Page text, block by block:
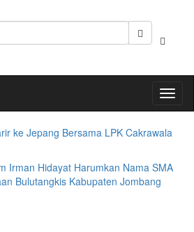
Toggle
ke Jepang Bersama LPK Cakrawala
Irman Hidayat Harumkan Nama SMA
Bulutangkis Kabupaten Jombang